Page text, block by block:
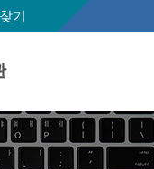
기